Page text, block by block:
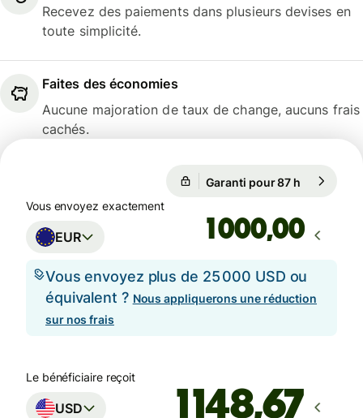
Recevez des paiements dans plusieurs devises en
toute simplicité.
Faites des économies
Aucune majoration de taux de change, aucuns frais
cachés.
Garanti pour 87 h
Vous envoyez exactement
EUR ,00
Vous envoyez plus de 25 000 USD ou
équivalent ? Nous appliquerons une réduction
sur nos frais
Le bénéficiaire reçoit
USD